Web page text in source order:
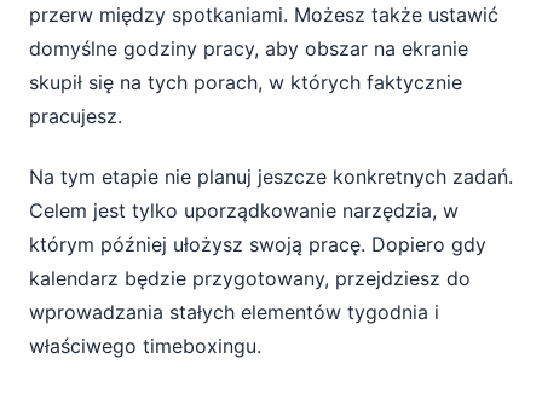
przerw między spotkaniami. Możesz także ustawić
domyślne godziny pracy, aby obszar na ekranie
skupił się na tych porach, w których faktycznie
pracujesz.
Na tym etapie nie planuj jeszcze konkretnych zadań.
Celem jest tylko uporządkowanie narzędzia, w
którym później ułożysz swoją pracę. Dopiero gdy
kalendarz będzie przygotowany, przejdziesz do
wprowadzania stałych elementów tygodnia i
właściwego timeboxingu.